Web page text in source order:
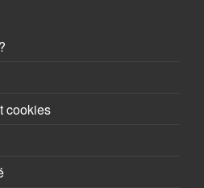
cookies